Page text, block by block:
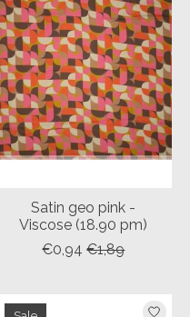
Satin geo pink -
Viscose (18.90 pm)
€0,94 €1,89